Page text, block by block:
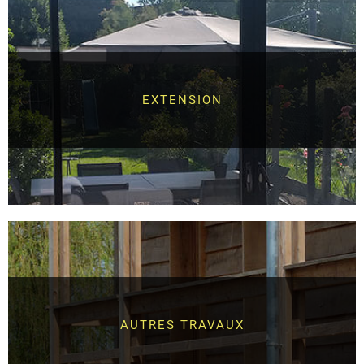
EXTENSION
AUTRES TRAVAUX